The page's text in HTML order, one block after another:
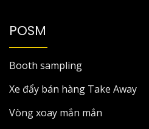
POSM
Booth sampling
Xe đẩy bán hàng Take Away
Vòng xoay mắn mắn